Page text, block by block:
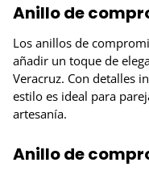
Anillo de
Los anillos de
añadir un toque de
Veracruz. Con detalles
estilo es ideal para
artesanía.
Anillo de